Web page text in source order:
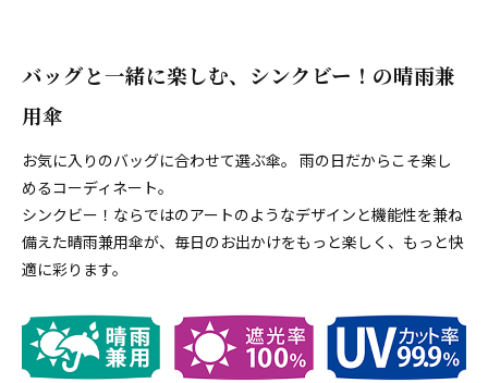
バッグと一緒に楽しむ、シンクビー！の晴雨兼
用傘
お気に入りのバッグに合わせて選ぶ傘。 雨の日だからこそ楽し
めるコーディネート。
シンクビー！ならではのアートのようなデザインと機能性を兼ね
備えた晴雨兼用傘が、毎日のお出かけをもっと楽しく、もっと快
適に彩ります。